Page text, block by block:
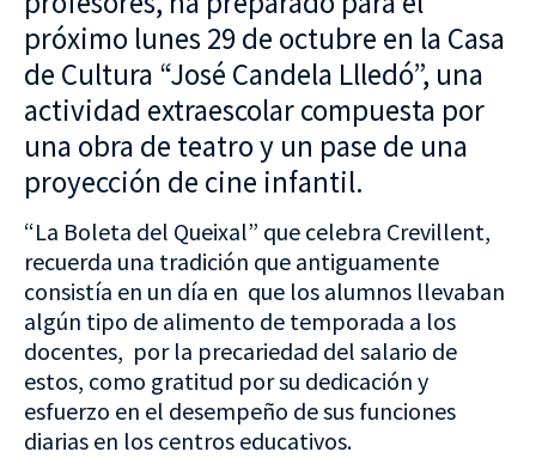
próximo lunes 29 de octubre en la Casa
de Cultura “José Candela Llledó”, una
actividad extraescolar compuesta por
una obra de teatro y un pase de una
proyección de cine infantil.
“La Boleta del Queixal” que celebra Crevillent,
recuerda una tradición que antiguamente
consistía en un día en que los alumnos llevaban
algún tipo de alimento de temporada a los
docentes, por la precariedad del salario de
estos, como gratitud por su dedicación y
esfuerzo en el desempeño de sus funciones
diarias en los centros educativos.